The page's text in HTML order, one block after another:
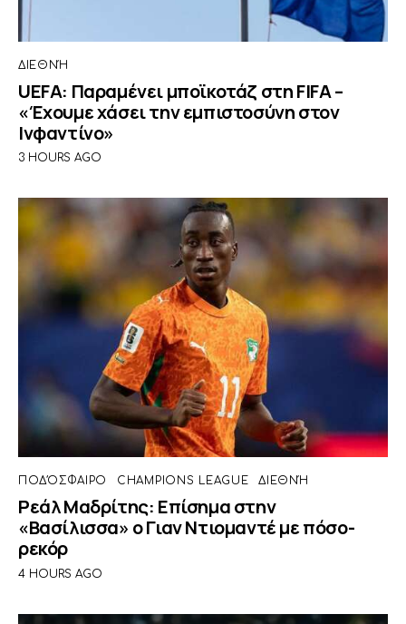
ΔΙΕΘΝΉ
UEFA: Παραμένει μποϊκοτάζ στη FIFA –
«Έχουμε χάσει την εμπιστοσύνη στον
Ινφαντίνο»
3 HOURS AGO
ΠΟΔΌΣΦΑΙΡΟ CHAMPIONS LEAGUE ΔΙΕΘΝΉ
Ρεάλ Μαδρίτης: Επίσημα στην
«Βασίλισσα» ο Γιαν Ντιομαντέ με πόσο-
ρεκόρ
4 HOURS AGO